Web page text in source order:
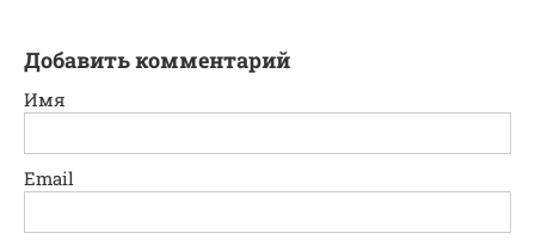
Добавить комментарий
Имя
Email